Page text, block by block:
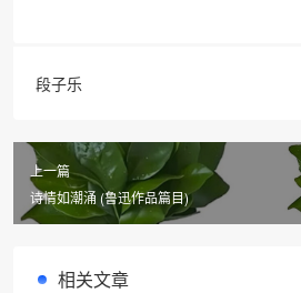
段子乐
上一篇
诗情如潮涌 (鲁迅作品篇目)
相关文章